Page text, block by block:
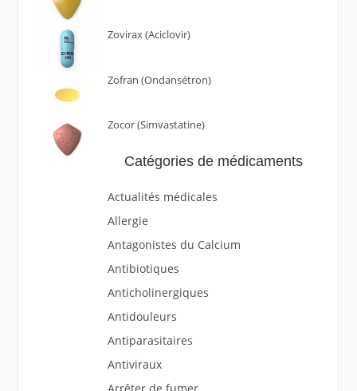
Zovirax (Aciclovir)
Zofran (Ondansétron)
Zocor (Simvastatine)
Catégories de médicaments
Actualités médicales
Allergie
Antagonistes du Calcium
Antibiotiques
Anticholinergiques
Antidouleurs
Antiparasitaires
Antiviraux
Arrêter de fumer